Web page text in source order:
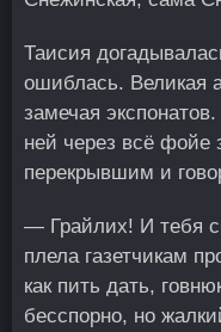
Таисия
ошиблась. Великая
замечая
ней через всё фойе
перекрывшим и
— Грайлих! И тебя
плела газетчикам
как пить дать,
бесспорно, но